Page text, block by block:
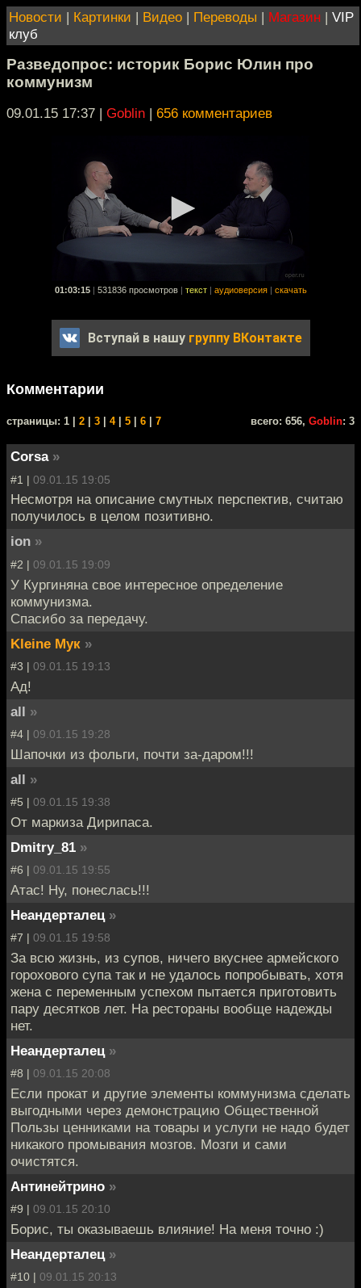
Новости | Картинки | Видео | Переводы | Магазин | VIP
клуб
Разведопрос: историк Борис Юлин про
коммунизм
09.01.15 17:37 | Goblin | 656 комментариев
01:03:15 531836 просмотров текст аудиоверсия скачать
Вступай в нашу группу ВКонтакте
Комментарии
cтраницы: 1 | 2 3 4| 5 6 7 всего: 656, Goblin: 3
Corsa »
#1 | 09.01.15 19:05
Несмотря на описание смутных перспектив, считаю
получилось в целом позитивно.
ion »
#2 | 09.01.15 19:09
У Кургиняна свое интересное определение
коммунизма.
Спасибо за передачу.
Kleine Мук »
#3 | 09.01.15 19:13
Ад!
all »
#4 | 09.01.15 19:28
Шапочки из фольги, почти за-даром!!!
all »
#5 | 09.01.15 19:38
От маркиза Дирипаса.
Dmitry_81 »
#6 | 09.01.15 19:55
Атас! Ну, понеслась!!!
Неандерталец »
#7 | 09.01.15 19:58
За всю жизнь, из супов, ничего вкуснее армейского
горохового супа так и не удалось попробывать, хотя
жена с переменным успехом пытается приготовить
пару десятков лет. На рестораны вообще надежды
нет.
Неандерталец »
#8 | 09.01.15 20:08
Если прокат и другие элементы коммунизма сделать
выгодными через демонстрацию Общественной
Пользы ценниками на товары и услуги не надо будет
никакого промывания мозгов. Мозги и сами
очистятся.
Антинейтрино »
#9 | 09.01.15 20:10
Борис, ты оказываешь влияние! На меня точно :)
Неандерталец »
#10 | 09.01.15 20:13